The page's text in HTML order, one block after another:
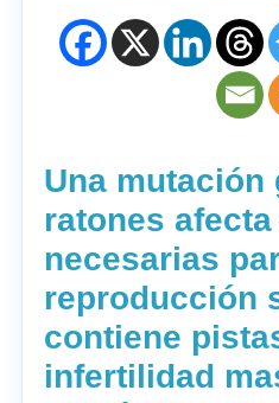
Una mutación
ratones
necesarias
reproducción
contiene
infertilidad